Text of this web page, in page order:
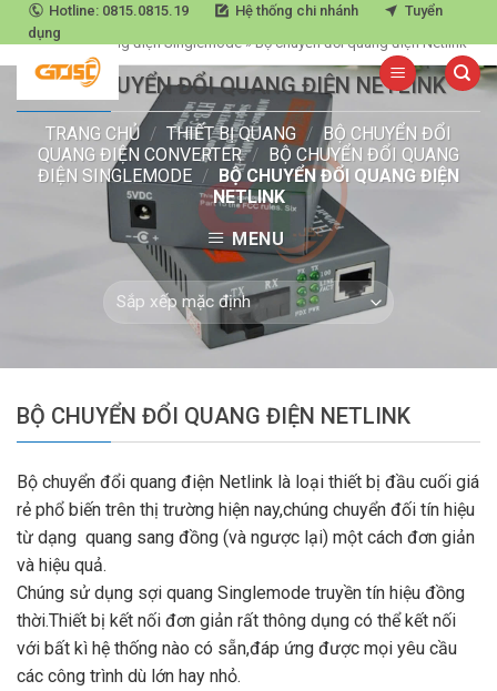
Skip
to
content
Hotline: 0815.0815.19 Hệ thống chi nhánh
Tuyển
dụng
Trang chủ»Thiết bị quang» Bộ chuyển đổi quang điện Converter»Bộ
chuyển đổi quang điện Singlemode»Bộ chuyển đổi quang điện Netlink
BỘ CHUYỂN ĐỔI QUANG ĐIỆN NETLINK
TRANG CHỦ / THIẾT BỊ QUANG / BỘ CHUYỂN ĐỔI
QUANG ĐIỆN CONVERTER / BỘ CHUYỂN ĐỔI QUANG
ĐIỆN SINGLEMODE / BỘ CHUYỂN ĐỔI QUANG ĐIỆN
NETLINK
MENU
BỘ CHUYỂN ĐỔI QUANG ĐIỆN NETLINK
Bộ chuyển đổi quang điện Netlink là loại thiết bị đầu cuối giá
rẻ phổ biến trên thị trường hiện nay,chúng chuyển đối tín hiệu
từ dạng quang sang đồng (và ngược lại) một cách đơn giản
và hiệu quả.
Chúng sử dụng sợi quang Singlemode truyền tín hiệu đồng
thời.Thiết bị kết nối đơn giản rất thông dụng có thể kết nối
với bất kì hệ thống nào có sẵn,đáp ứng được mọi yêu cầu
các công trình dù lớn hay nhỏ.